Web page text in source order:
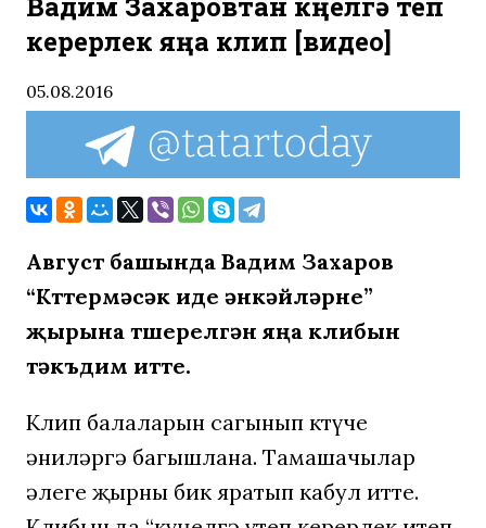
керерлек яңа клип [видео]
05.08.2016
Август башында Вадим Захаров
“Көттермәсәк иде әнкәйләрне”
җырына төшерелгән яңа клибын
тәкъдим итте.
Клип балаларын сагынып көтүче
әниләргә багышлана. Тамашачылар
әлеге җырны бик яратып кабул итте.